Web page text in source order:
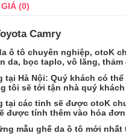
(0)
Camry
ô tô chuyên nghiệp, otoK
da, bọc taplo, vô lăng, thảm
tại Hà Nội: Quý khách có
tôi sẽ tới tận nhà quý
tại các tỉnh sẽ được otoK
được tính thêm vào hóa
mẫu ghế da ô tô mới